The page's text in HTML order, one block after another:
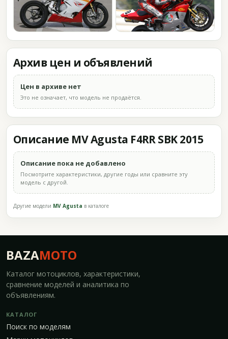
Архив цен и объявлений
Цен в архиве нет
Это не означает, что модель не продаётся.
Описание MV Agusta F4RR SBK 2015
Описание пока не добавлено
Посмотрите характеристики, другие годы или сравните эту
модель с другой.
Другие модели MV Agusta в каталоге
BAZAMOTO
Каталог мотоциклов, характеристики,
сравнение моделей и аналитика по
объявлениям.
КАТАЛОГ
Поиск по моделям